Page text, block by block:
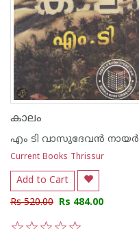
കാലം
എം ടി വാസുദേവന്‍ നായര്‍
Current Books Thrissur
Add to Cart
Rs 520.00 Rs 484.00